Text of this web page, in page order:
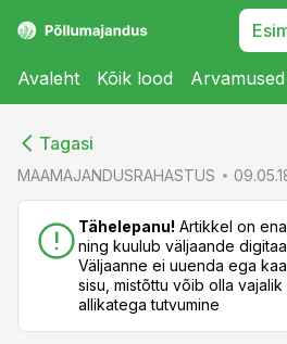
Avaleht Kõik lood Arvamused
Tagasi
MAAMAJANDUSRAHASTUS
Tähelepanu! Artikkel on
ning kuulub väljaande
Väljaanne ei uuenda ega
sisu, mistõttu võib olla
allikatega tutvumine